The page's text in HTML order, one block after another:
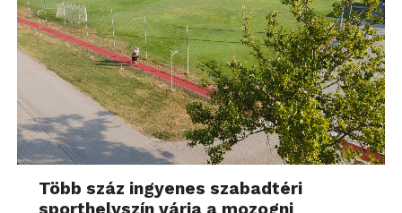
Több száz ingyenes szabadtéri
sporthelyszín várja a mozogni